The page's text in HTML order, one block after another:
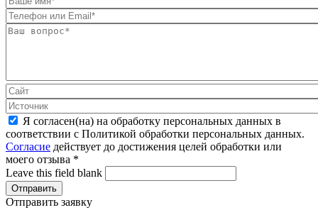
Я согласен(на) на обработку персональных данных в
соответствии с Политикой обработки персональных данных.
Согласие действует до достижения целей обработки или
моего отзыва *
Leave this field blank
Отправить заявку